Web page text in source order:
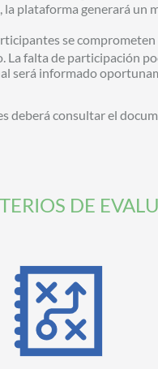
la plataforma generará un
se
La falta de participación
será informado
deberá consultar el
DE